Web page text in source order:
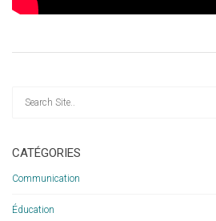
CATÉGORIES
Communication
Éducation